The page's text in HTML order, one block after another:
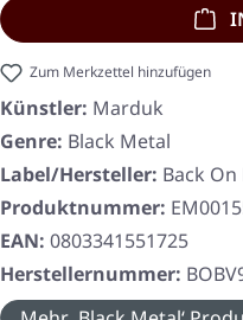
Zum Merkzettel hinzufügen
Künstler: Marduk
Genre: Black Metal
Label/Hersteller: Back On
Produktnummer:
EAN: 0803341551725
Herstellernummer: